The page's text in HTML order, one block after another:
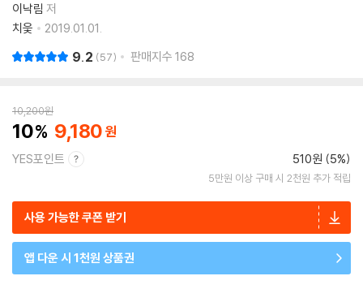
이낙림 저
치읓
2019.01.01.
9.2 57 판매지수 168
10,200원
10 9,180
YES포인트 510원 (5%)
5만원 이상 구매 시 2천원 추가 적립
사용 가능한 쿠폰 받기
앱 다운 시 1천원 상품권